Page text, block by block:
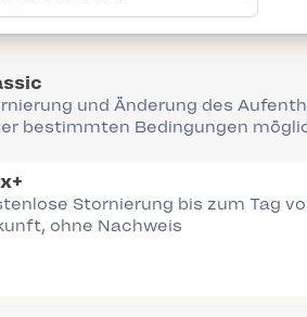
und Änderung des
bestimmten Bedingungen
Stornierung bis zum Tag
ohne Nachweis